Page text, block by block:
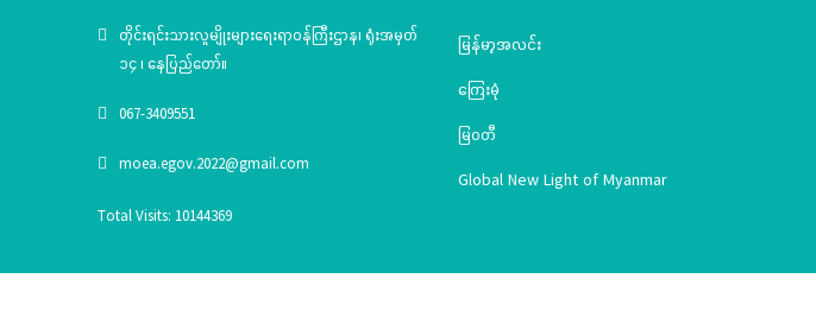
တိုင်းရင်းသားလူမျိုးများရေးရာဝန်ကြီးဌာန၊ ရုံးအမှတ်
၁၄ ၊ နေပြည်တော်။
067-3409551
moea.egov.2022@gmail.com
Total Visits: 10144369
မြန်မာ့အလင်း
ကြေးမုံ
မြဝတီ
Global New Light of Myanmar